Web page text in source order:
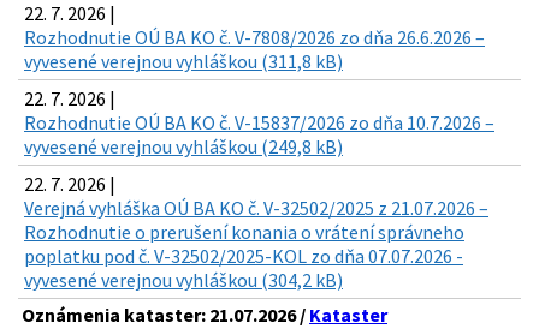
22. 7. 2026 |
Rozhodnutie OÚ BA KO č. V-7808/2026 zo dňa 26.6.2026 –
vyvesené verejnou vyhláškou (311,8 kB)
22. 7. 2026 |
Rozhodnutie OÚ BA KO č. V-15837/2026 zo dňa 10.7.2026 –
vyvesené verejnou vyhláškou (249,8 kB)
22. 7. 2026 |
Verejná vyhláška OÚ BA KO č. V-32502/2025 z 21.07.2026 –
Rozhodnutie o prerušení konania o vrátení správneho
poplatku pod č. V-32502/2025-KOL zo dňa 07.07.2026 -
vyvesené verejnou vyhláškou (304,2 kB)
Oznámenia kataster: 21.07.2026 / Kataster